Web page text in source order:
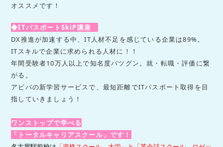
オススメです！
◆ITパスポートSkiP講座
DX推進が加速する中、IT人材不足を感じている企業は89%。
ITスキルで企業に求められる人材に！！
年間受験者10万人以上で知名度バツグン。就・転職・評価に繋
がる。
アビバの新学習サービスで、最短距離でITパスポート取得を目
指していきましょう！
ワンストップで学べる
「トータルキャリアスクール」です！